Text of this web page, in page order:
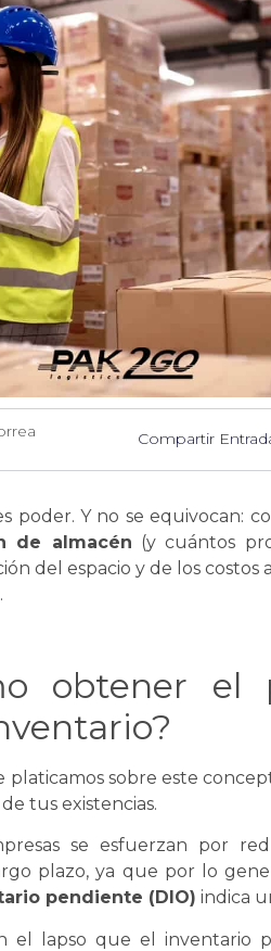
Compartir
poder. Y no se equivocan:
de almacén (y cuántos
del espacio y de los costos
.
obtener el
platicamos sobre este
tus existencias.
se esfuerzan por
plazo, ya que por lo
pendiente (DIO) indica
el lapso que el inventario